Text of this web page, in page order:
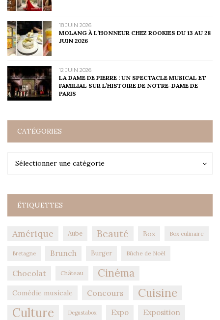
18 JUIN 2026
MOLANG À L’HONNEUR CHEZ ROOKIES DU 13 AU 28
JUIN 2026
12 JUIN 2026
LA DAME DE PIERRE : UN SPECTACLE MUSICAL ET
FAMILIAL SUR L’HISTOIRE DE NOTRE-DAME DE
PARIS
CATÉGORIES
Sélectionner une catégorie
Catégories
ÉTIQUETTES
Amérique Aube Beauté Box Box culinaire
Bretagne Brunch Burger Bûche de Noël
Chocolat Château Cinéma
Comédie musicale Concours Cuisine
Culture Degustabox Expo Exposition